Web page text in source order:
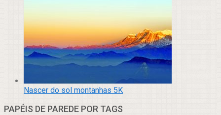
Nascer do sol montanhas 5K
PAPÉIS DE PAREDE POR TAGS